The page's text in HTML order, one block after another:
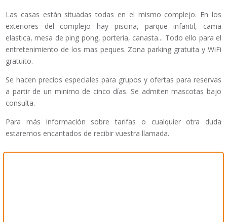
Las casas están situadas todas en el mismo complejo. En los
exteriores del complejo hay piscina, parque infantil, cama
elastica, mesa de ping pong, porteria, canasta... Todo ello para el
entretenimiento de los mas peques. Zona parking gratuita y WiFi
gratuito.
Se hacen precios especiales para grupos y ofertas para reservas
a partir de un minimo de cinco días. Se admiten mascotas bajo
consulta.
Para más información sobre tarifas o cualquier otra duda
estaremos encantados de recibir vuestra llamada.